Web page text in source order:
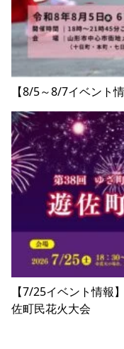
【8/5～8/7イベント
【7/25イベント情報
佐町民花火大会